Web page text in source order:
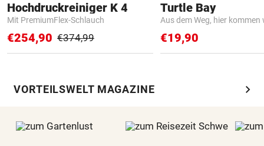
Hochdruckreiniger K 4
Mit PremiumFlex-Schlauch
€254,90 €374,99
Turtle Bay
Aus dem Weg, hier kommen
€19,90
VORTEILSWELT MAGAZINE chevron_right